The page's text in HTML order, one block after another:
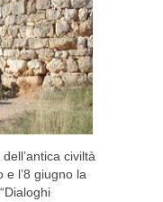
civiltà
l’8 giugno la